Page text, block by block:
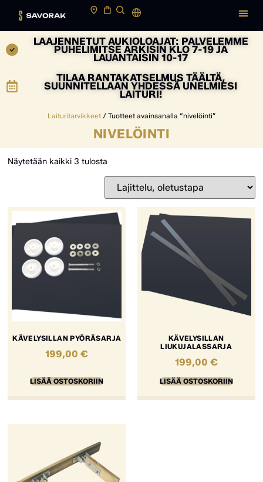
LAAJENNETUT AUKIOLOAJAT: PALVELEMME
PUHELIMITSE ARKISIN KLO 7-19 JA
LAUANTAISIN 10-17
TILAA RANTAKATSELMUS TÄÄLTÄ,
SUUNNITELLAAN YHDESSÄ UNELMIESI
LAITURI!
Laituritarvikkeet/ Tuotteet avainsanalla “nivelöinti”
NIVELÖINTI
Näytetään kaikki 3 tulosta
KÄVELYSILLAN PYÖRÄSARJA
199,00€
LISÄÄ OSTOSKORIIN
KÄVELYSILLAN
LIUKUJALASSARJA
199,00 €
LISÄÄ OSTOSKORIIN